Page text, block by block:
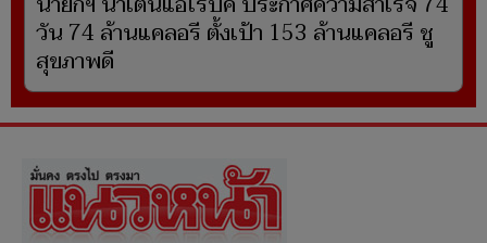
วัน 74 ล้านแคลอรี ตั้งเป้า 153 ล้านแคลอรี ชู
สุขภาพดี